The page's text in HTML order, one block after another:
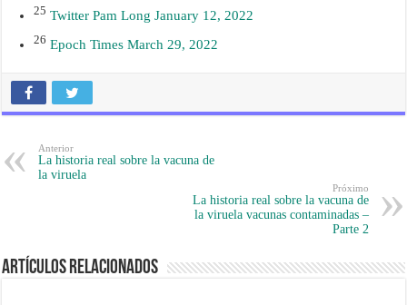
25 Twitter Pam Long January 12, 2022
26 Epoch Times March 29, 2022
Anterior
La historia real sobre la vacuna de
la viruela
Próximo
La historia real sobre la vacuna de
la viruela vacunas contaminadas –
Parte 2
Artículos Relacionados